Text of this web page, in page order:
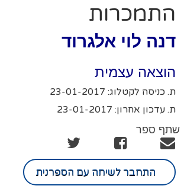
התמכרות
דנה לוי אלגרוד
הוצאה עצמית
ת. כניסה לקטלוג: 23-01-2017
ת. עדכון אחרון: 23-01-2017
שתף ספר
התחבר לשיחה עם הספרנית